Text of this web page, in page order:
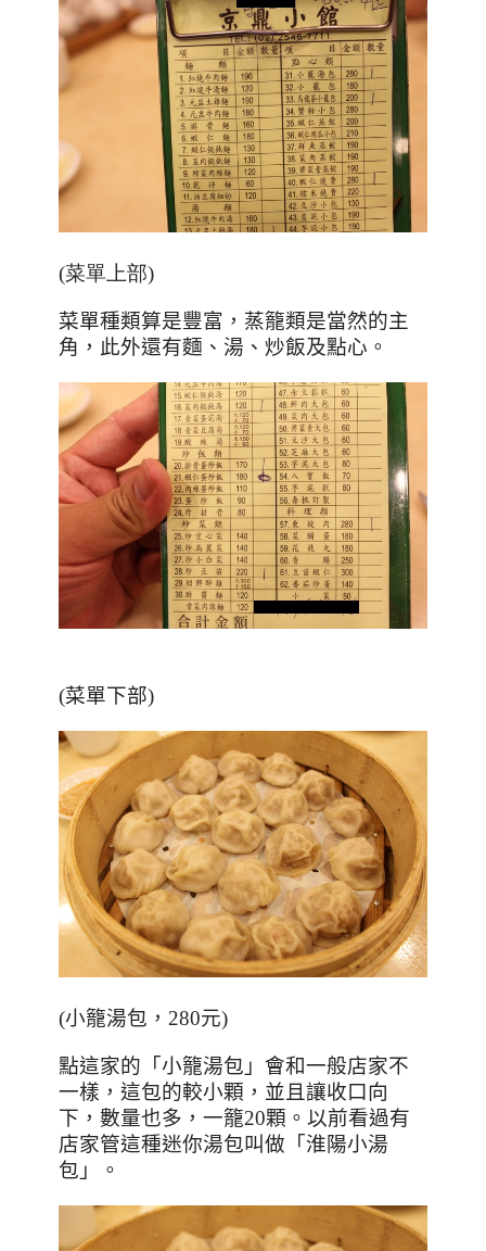
(菜單上部)
菜單種類算是豐富，蒸籠類是當然的主
角，此外還有麵、湯、炒飯及點心。
(菜單下部)
(小籠湯包，280元)
點這家的「小籠湯包」會和一般店家不
一樣，這包的較小顆，並且讓收口向
下，數量也多，一籠20顆。以前看過有
店家管這種迷你湯包叫做「淮陽小湯
包」。